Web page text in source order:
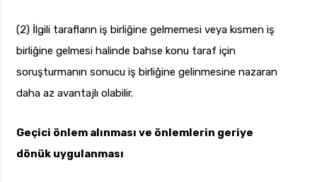
(2) İlgili tarafların iş birliğine gelmemesi veya kısmen iş
birliğine gelmesi halinde bahse konu taraf için
soruşturmanın sonucu iş birliğine gelinmesine nazaran
daha az avantajlı olabilir.
Geçici önlem alınması ve önlemlerin geriye
dönük uygulanması